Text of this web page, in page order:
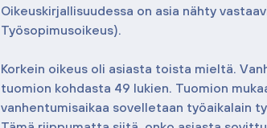
Oikeuskirjallisuudessa on asia nähty
Työsopimusoikeus).
Korkein oikeus oli asiasta toista mieltä.
tuomion kohdasta 49 lukien. Tuomion
vanhentumisaikaa sovelletaan työaikalain